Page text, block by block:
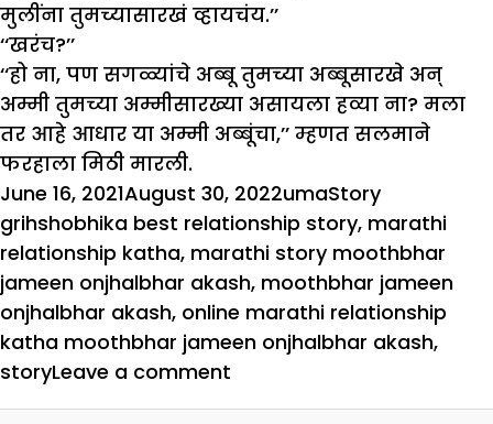
मुलींना तुमच्यासारखं व्हायचंय.’’
‘‘खरंच?’’
‘‘हो ना, पण सगळ्यांचे अब्बू तुमच्या अब्बूसारखे अन्
अम्मी तुमच्या अम्मीसारख्या असायला हव्या ना? मला
तर आहे आधार या अम्मी अब्बूंचा,’’ म्हणत सलमाने
फरहाला मिठी मारली.
Posted
on
June 16, 2021August 30, 2022Author
umaCategories
StoryTags
grihshobhika best relationship story, marathi
relationship katha, marathi story moothbhar
jameen onjhalbhar akash, moothbhar jameen
onjhalbhar akash, online marathi relationship
katha moothbhar jameen onjhalbhar akash,
storyLeave a comment